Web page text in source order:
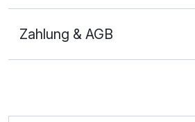
Zusatznächte
Zahlung & AGB